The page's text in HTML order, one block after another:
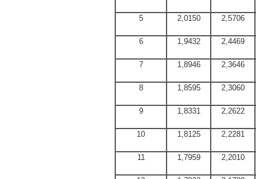
5 2,0150 2,5706
6 1,9432 2,4469
7 1,8946 2,3646
8 1,8595 2,3060
9 1,8331 2,2622
10 1,8125 2,2281
11 1,7959 2,2010